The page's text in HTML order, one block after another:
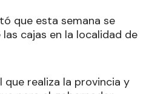
que esta semana se
cajas en la localidad de
que realiza la provincia y